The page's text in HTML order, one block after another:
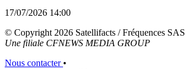
17/07/2026 14:00
© Copyright 2026 Satellifacts / Fréquences SAS
Une filiale CFNEWS MEDIA GROUP
Nous contacter •